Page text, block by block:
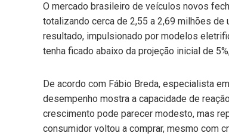
O mercado brasileiro de veículos novos
totalizando cerca de 2,55 a 2,69 milhões
resultado, impulsionado por modelos
tenha ficado abaixo da projeção inicial de
De acordo com Fábio Breda, especialista
desempenho mostra a capacidade de
crescimento pode parecer modesto, mas
consumidor voltou a comprar, mesmo com